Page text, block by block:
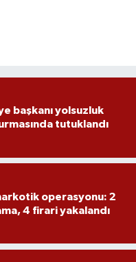
başkanı yolsuzluk
tutuklandı
operasyonu: 2
4 firari yakalandı